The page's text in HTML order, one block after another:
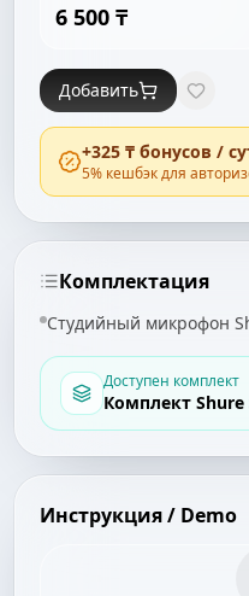
6 500 ₸
Добавить
+325 ₸ бонусов /
5% кешбэк для
Комплектация
Студийный микрофон
Доступен комплект
Комплект Shure
Инструкция / Demo